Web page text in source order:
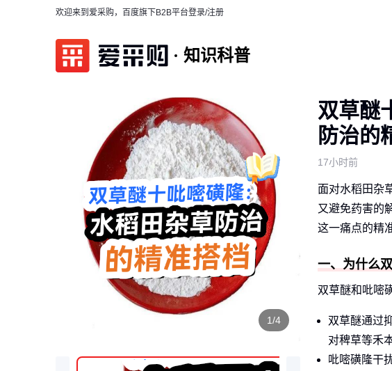
欢迎来到爱采购，百度旗下B2B平台登录/注册
知识科普
1/4
双草醚
防治的
17小时前
面对水稻田杂
又避免药害的
这一痛点的精
一、为什么
双草醚和吡嘧
双草醚通过
对稗草等禾
吡嘧磺隆干